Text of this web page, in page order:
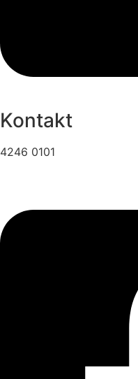
Kontakt
4246 0101